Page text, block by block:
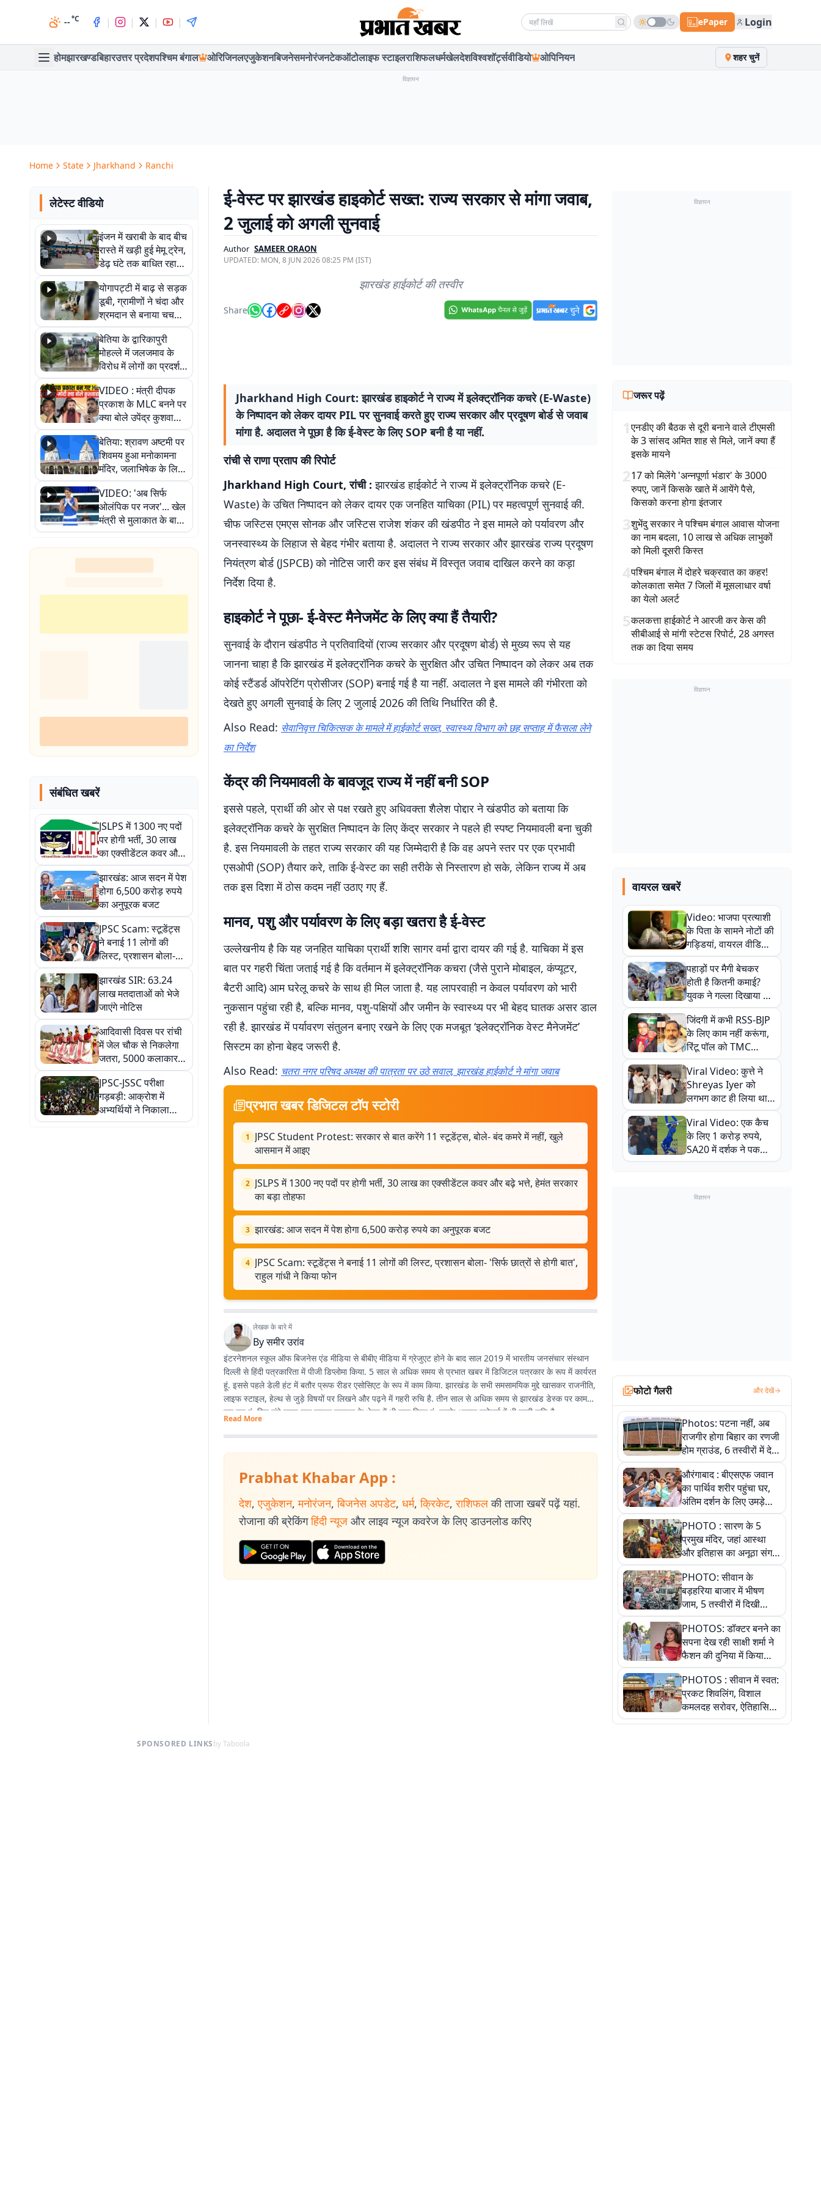
--°C | | | | Search news ePaper Login
होमझारखण्डबिहारउत्तर प्रदेशपश्चिम बंगाल ओरिजिनलएजुकेशनबिजनेसमनोरंजनटेकऑटोलाइफ स्टाइलराशिफलधर्मखेलदेशविश्वशॉर्ट्सवीडियो ओपिनियन शहर चुनें
विज्ञापन
Home State Jharkhand Ranchi
लेटेस्ट वीडियो
इंजन में खराबी के बाद बीच
रास्ते में खड़ी हुई मेमू ट्रेन,
डेढ़ घंटे तक बाधित रहा
आवागमन
योगापट्टी में बाढ़ से सड़क
डूबी, ग्रामीणों ने चंदा और
श्रमदान से बनाया चचरी
पुल
बेतिया के द्वारिकापुरी
मोहल्ले में जलजमाव के
विरोध में लोगों का प्रदर्शन,
स्थायी समाधान की मांग
VIDEO : मंत्री दीपक
प्रकाश के MLC बनने पर
क्या बोले उपेंद्र कुशवाहा,
सुनिए
बेतिया: श्रावण अष्टमी पर
शिवमय हुआ मनोकामना
मंदिर, जलाभिषेक के लिए
लगी लंबी कतारें
VIDEO: 'अब सिर्फ
ओलंपिक पर नजर'... खेल
मंत्री से मुलाकात के बाद
जैसमीन लंबोरिया का बड़ा
बयान
संबंधित खबरें
JSLPS में 1300 नए पदों
पर होगी भर्ती, 30 लाख
का एक्सीडेंटल कवर और
बढ़े भत्ते, हेमंत सरकार का
बड़ा तोहफा
झारखंड: आज सदन में पेश
होगा 6,500 करोड़ रुपये
का अनुपूरक बजट
JPSC Scam: स्टूडेंट्स
ने बनाई 11 लोगों की
लिस्ट, प्रशासन बोला-
'सिर्फ छात्रों से होगी बात',
राहुल गांधी ने किया फोन
झारखंड SIR: 63.24
लाख मतदाताओं को भेजे
जाएंगे नोटिस
आदिवासी दिवस पर रांची
में जेल चौक से निकलेगा
जतरा, 5000 कलाकार
होंगे शामिल
JPSC-JSSC परीक्षा
गड़बड़ी: आक्रोश में
अभ्यर्थियों ने निकाला
फ्लैशलाइट मार्च,10
ई-वेस्ट पर झारखंड हाइकोर्ट सख्त: राज्य सरकार से मांगा जवाब,
2 जुलाई को अगली सुनवाई
Author SAMEER ORAON
UPDATED: MON, 8 JUN 2026 08:25 PM (IST)
झारखंड हाईकोर्ट की तस्वीर
Share
Jharkhand High Court: झारखंड हाइकोर्ट ने राज्य में इलेक्ट्रॉनिक कचरे (E-Waste)
के निष्पादन को लेकर दायर PIL पर सुनवाई करते हुए राज्य सरकार और प्रदूषण बोर्ड से जवाब
मांगा है. अदालत ने पूछा है कि ई-वेस्ट के लिए SOP बनी है या नहीं.
रांची से राणा प्रताप की रिपोर्ट
Jharkhand High Court, रांची : झारखंड हाईकोर्ट ने राज्य में इलेक्ट्रॉनिक कचरे (E-
Waste) के उचित निष्पादन को लेकर दायर एक जनहित याचिका (PIL) पर महत्वपूर्ण सुनवाई की.
चीफ जस्टिस एमएस सोनक और जस्टिस राजेश शंकर की खंडपीठ ने इस मामले को पर्यावरण और
जनस्वास्थ्य के लिहाज से बेहद गंभीर बताया है. अदालत ने राज्य सरकार और झारखंड राज्य प्रदूषण
नियंत्रण बोर्ड (JSPCB) को नोटिस जारी कर इस संबंध में विस्तृत जवाब दाखिल करने का कड़ा
निर्देश दिया है.
हाइकोर्ट ने पूछा- ई-वेस्ट मैनेजमेंट के लिए क्या हैं तैयारी?
सुनवाई के दौरान खंडपीठ ने प्रतिवादियों (राज्य सरकार और प्रदूषण बोर्ड) से मुख्य रूप से यह
जानना चाहा है कि झारखंड में इलेक्ट्रॉनिक कचरे के सुरक्षित और उचित निष्पादन को लेकर अब तक
कोई स्टैंडर्ड ऑपरेटिंग प्रोसीजर (SOP) बनाई गई है या नहीं. अदालत ने इस मामले की गंभीरता को
देखते हुए अगली सुनवाई के लिए 2 जुलाई 2026 की तिथि निर्धारित की है.
Also Read: सेवानिवृत्त चिकित्सक के मामले में हाईकोर्ट सख्त, स्वास्थ्य विभाग को छह सप्ताह में फैसला लेने
का निर्देश
केंद्र की नियमावली के बावजूद राज्य में नहीं बनी SOP
इससे पहले, प्रार्थी की ओर से पक्ष रखते हुए अधिवक्ता शैलेश पोद्दार ने खंडपीठ को बताया कि
इलेक्ट्रॉनिक कचरे के सुरक्षित निष्पादन के लिए केंद्र सरकार ने पहले ही स्पष्ट नियमावली बना चुकी
है. इस नियमावली के तहत राज्य सरकार की यह जिम्मेदारी है कि वह अपने स्तर पर एक प्रभावी
एसओपी (SOP) तैयार करे, ताकि ई-वेस्ट का सही तरीके से निस्तारण हो सके, लेकिन राज्य में अब
तक इस दिशा में ठोस कदम नहीं उठाए गए हैं.
मानव, पशु और पर्यावरण के लिए बड़ा खतरा है ई-वेस्ट
उल्लेखनीय है कि यह जनहित याचिका प्रार्थी शशि सागर वर्मा द्वारा दायर की गई है. याचिका में इस
बात पर गहरी चिंता जताई गई है कि वर्तमान में इलेक्ट्रॉनिक कचरा (जैसे पुराने मोबाइल, कंप्यूटर,
बैटरी आदि) आम घरेलू कचरे के साथ ही मिल जाता है. यह लापरवाही न केवल पर्यावरण को भारी
नुकसान पहुंचा रही है, बल्कि मानव, पशु-पक्षियों और जमीन के स्वास्थ्य पर भी बेहद घातक असर डाल
रही है. झारखंड में पर्यावरण संतुलन बनाए रखने के लिए एक मजबूत ‘इलेक्ट्रॉनिक वेस्ट मैनेजमेंट’
सिस्टम का होना बेहद जरूरी है.
Also Read: चतरा नगर परिषद अध्यक्ष की पात्रता पर उठे सवाल, झारखंड हाईकोर्ट ने मांगा जवाब
प्रभात खबर डिजिटल टॉप स्टोरी
1
JPSC Student Protest: सरकार से बात करेंगे 11 स्टूडेंट्स, बोले- बंद कमरे में नहीं, खुले
आसमान में आइए
2 JSLPS में 1300 नए पदों पर होगी भर्ती, 30 लाख का एक्सीडेंटल कवर और बढ़े भत्ते, हेमंत सरकार
का बड़ा तोहफा
3 झारखंड: आज सदन में पेश होगा 6,500 करोड़ रुपये का अनुपूरक बजट
4 JPSC Scam: स्टूडेंट्स ने बनाई 11 लोगों की लिस्ट, प्रशासन बोला- 'सिर्फ छात्रों से होगी बात',
राहुल गांधी ने किया फोन
लेखक के बारे में
Byसमीर उरांव
इंटरनेशनल स्कूल ऑफ बिजनेस एंड मीडिया से बीबीए मीडिया में ग्रेजुएट होने के बाद साल 2019 में भारतीय जनसंचार संस्थान
दिल्ली से हिंदी पत्रकारिता में पीजी डिप्लोमा किया. 5 साल से अधिक समय से प्रभात खबर में डिजिटल पत्रकार के रूप में कार्यरत
हूं. इससे पहले डेली हंट में बतौर प्रूफ रीडर एसोसिएट के रूप में काम किया. झारखंड के सभी समसामयिक मुद्दे खासकर राजनीति,
लाइफ स्टाइल, हेल्थ से जुड़े विषयों पर लिखने और पढ़ने में गहरी रुचि है. तीन साल से अधिक समय से झारखंड डेस्क पर काम
कर रहा हूं. फिर लंबे समय तक लाइफ स्टाइल के क्षेत्र में भी काम किया हूं. इसके अलावा स्पोर्ट्स में भी गहरी रुचि है.
Read More
Prabhat Khabar App :
देश, एजुकेशन, मनोरंजन, बिजनेस अपडेट, धर्म, क्रिकेट, राशिफल की ताजा खबरें पढ़ें यहां.
रोजाना की ब्रेकिंग हिंदी न्यूज और लाइव न्यूज कवरेज के लिए डाउनलोड करिए
विज्ञापन
जरूर पढ़ें
1एनडीए की बैठक से दूरी बनाने वाले टीएमसी
के 3 सांसद अमित शाह से मिले, जानें क्या हैं
इसके मायने
217 को मिलेंगे 'अन्नपूर्णा भंडार' के 3000
रुपए, जानें किसके खाते में आयेंगे पैसे,
किसको करना होगा इंतजार
3शुभेंदु सरकार ने पश्चिम बंगाल आवास योजना
का नाम बदला, 10 लाख से अधिक लाभुकों
को मिली दूसरी किस्त
4पश्चिम बंगाल में दोहरे चक्रवात का कहर!
कोलकाता समेत 7 जिलों में मूसलाधार वर्षा
का येलो अलर्ट
5कलकत्ता हाईकोर्ट ने आरजी कर केस की
सीबीआई से मांगी स्टेटस रिपोर्ट, 28 अगस्त
तक का दिया समय
विज्ञापन
वायरल खबरें
Video: भाजपा प्रत्याशी
के पिता के सामने नोटों की
गड्डियां, वायरल वीडियो
से राजनीति में उबाल,
अजित महतो बोले- TMC
की गंदी चाल
पहाड़ों पर मैगी बेचकर
होती है कितनी कमाई?
युवक ने गल्ला दिखाया तो
नौकरी वालों के खड़े हो गए
कान
जिंदगी में कभी RSS-BJP
के लिए काम नहीं करूंगा,
रिंटू पॉल को TMC
ऑफिस में ले जाकर पीटा,
Video वायरल
Viral Video: कुत्ते ने
Shreyas Iyer को
लगभग काट ही लिया था,
न्यूजीलैंड सीरीज से पहले
बाल-बाल बचे
Viral Video: एक कैच
के लिए 1 करोड़ रुपये,
SA20 में दर्शक ने पकड़ा
एक हाथ से गजब का कैच
विज्ञापन
फोटो गैलरी और देखें
Photos: पटना नहीं, अब
राजगीर होगा बिहार का रणजी
होम ग्राउंड, 6 तस्वीरों में देखें
नए स्टेडियम की पूरी कहानी
औरंगाबाद : बीएसएफ जवान
का पार्थिव शरीर पहुंचा घर,
अंतिम दर्शन के लिए उमड़े
लोग
PHOTO : सारण के 5
प्रमुख मंदिर, जहां आस्था
और इतिहास का अनूठा संगम,
तस्वीरों में जानिए
PHOTO: सीवान के
बड़हरिया बाजार में भीषण
जाम, 5 तस्वीरों में दिखी
अव्यवस्था
PHOTOS: डॉक्टर बनने का
सपना देख रही साक्षी शर्मा ने
फैशन की दुनिया में किया
कमाल,जानिए बेगूसराय की
बेटी ने कैसे दी अपने सपनों
को उड़ान
PHOTOS : सीवान में स्वत:
प्रकट शिवलिंग, विशाल
कमलदह सरोवर, ऐतिहासिक
महेंद्रनाथ मंदिर और घंटाघर
SPONSORED LINKSby Taboola